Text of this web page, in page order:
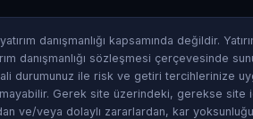
danışmanlığı kapsamında değildir.
danışmanlığı sözleşmesi çerçevesinde
durumunuz ile risk ve getiri tercihlerinize
Gerek site üzerindeki, gerekse
ve/veya dolaylı zararlardan, kar